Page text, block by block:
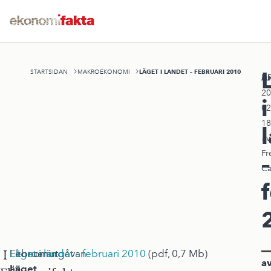
STARTSIDAN MAKROEKONOMI LÄGET I LANDET – FEBRUARI 2010
i
–
18
av
I Ekonomin
är
I
Läget
Februariutgåvan
av
Läget i landet – februari 2010 (pdf, 0,7 Mb)